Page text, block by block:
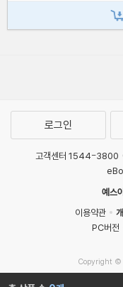
로그인
고객센터 1544-3800
예스
이용약관
PC버전
Copyright ©
MATOM15